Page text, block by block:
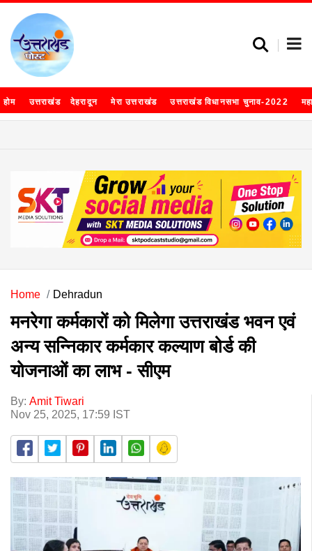
होम उत्तराखंड देहरादून मेरा उत्तराखंड उत्तराखंड विधानसभा चुनाव-2022
Home Dehradun
मनरेगा कर्मकारों को मिलेगा उत्तराखंड भवन एवं
अन्य सन्निकार कर्मकार कल्याण बोर्ड की
योजनाओं का लाभ - सीएम
By: Amit Tiwari
Nov 25, 2025, 17:59 IST